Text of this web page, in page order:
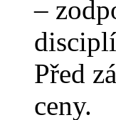
–
Před
ceny.